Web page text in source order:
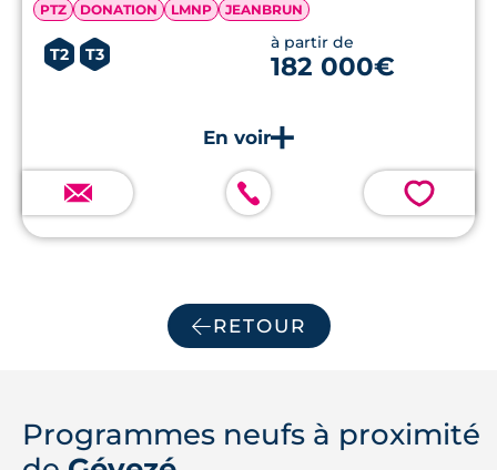
PTZ DONATION LMNP JEANBRUN
T2 T3
à partir de
182 000€
💗
RETOUR
Programmes neufs à proximité